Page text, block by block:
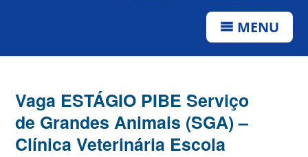
MENU
Vaga ESTÁGIO PIBE Serviço
de Grandes Animais (SGA) –
Clínica Veterinária Escola